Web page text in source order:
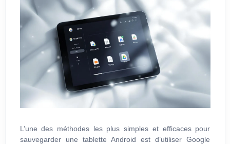
L’une des méthodes les plus simples et efficaces pour
sauvegarder une tablette Android est d’utiliser Google